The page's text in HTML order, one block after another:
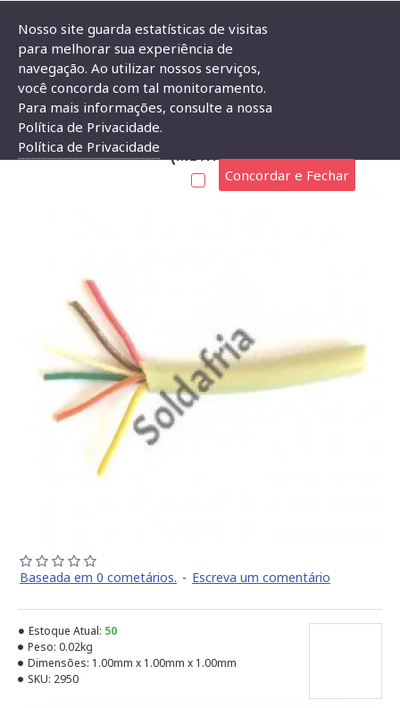
Cabo Manga 5 Vias 26AWG Sem Blindagem (metro)
CABO MANGA 5 VIAS 26AWG SEM BLINDAGEM
(METRO)
Baseada em 0 cometários. - Escreva um comentário
Estoque Atual: 50
Peso: 0.02kg
Dimensões: 1.00mm x 1.00mm x 1.00mm
SKU: 2950
Nosso site guarda estatísticas de visitas
para melhorar sua experiência de
navegação. Ao utilizar nossos serviços,
você concorda com tal monitoramento.
Para mais informações, consulte a nossa
Política de Privacidade.
Política de Privacidade
Concordar e Fechar